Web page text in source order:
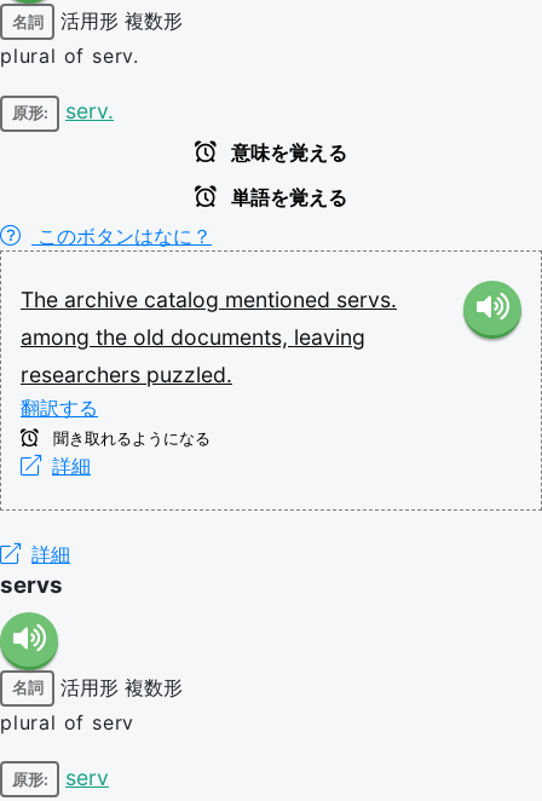
名詞 活用形 複数形
plural of serv.
原形: serv.
意味を覚える
単語を覚える
このボタンはなに？
The archive catalog mentioned servs.
among the old documents, leaving
researchers puzzled.
翻訳する
聞き取れるようになる
詳細
詳細
servs
名詞 活用形 複数形
plural of serv
原形: serv